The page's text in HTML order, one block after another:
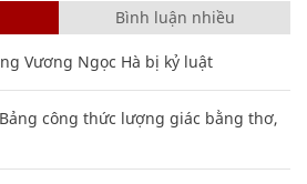
Bình luận nhiều
Vương Ngọc Hà bị kỷ luật
công thức lượng giác bằng thơ,